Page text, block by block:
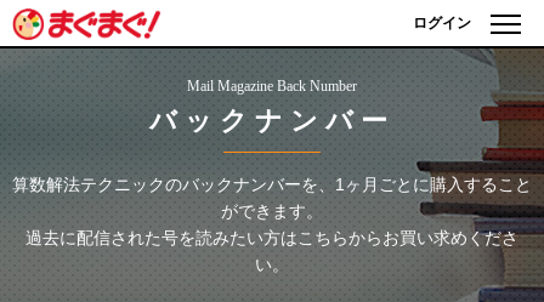
ログイン
Mail Magazine Back Number
バックナンバー
算数解法テクニックのバックナンバーを、1ヶ月ごとに購入すること
ができます。
過去に配信された号を読みたい方はこちらからお買い求めくださ
い。